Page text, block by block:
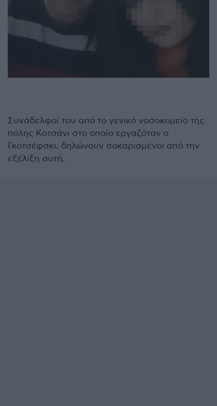
Συνάδελφοί του από το γενικό νοσοκομείο της
πόλης Κοτσάνι στο οποίο εργαζόταν ο
Γκοτσέφσκι, δηλώνουν σοκαρισμένοι από την
εξέλιξη αυτή.